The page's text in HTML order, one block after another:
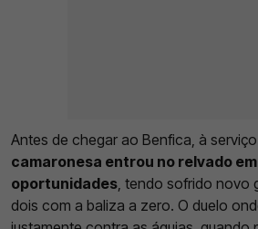
Antes de chegar ao Benfica, à
camaronesa entrou no relvado
oportunidades , tendo sofrido novo
dois com a baliza a zero. O duelo